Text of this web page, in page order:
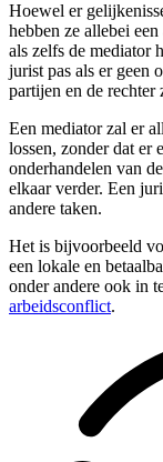
Hoewel er
hebben ze allebei
als zelfs de mediator
jurist pas als er geen
partijen en de rechter
Een mediator zal er
lossen, zonder dat er
onderhandelen van
elkaar verder. Een
andere taken.
Het is bijvoorbeeld
een lokale en
onder andere ook in
arbeidsconflict.